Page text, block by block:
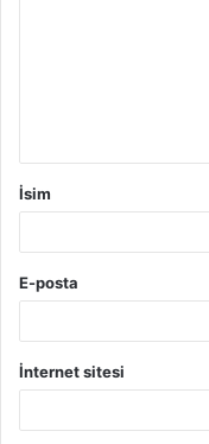
İsim
E-posta
İnternet sitesi